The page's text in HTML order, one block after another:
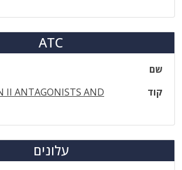
ATC
שם
קוד
II ANTAGONISTS AND
עלונים